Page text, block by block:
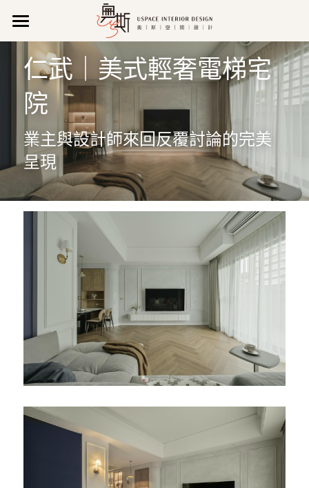
關 於 我 們
公司理念
公司特色
新聞報導
影音專區
獲獎紀錄
專業執照
作品集
所有作品
新成屋
商業空間
輕裝潢
聯 絡 我 們
營業資訊
維修/售後服務
搜索
07 971 0520
uspace666@gmail.com
LINE諮詢
仁武｜美式輕奢電梯宅
院
業主與設計師來回反覆討論的完美
呈現